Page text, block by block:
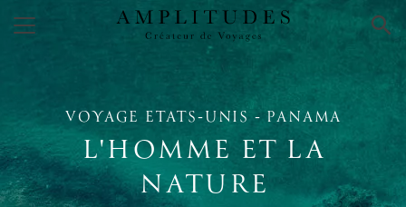
×
VOYAGE ETATS‑UNIS ‑ PANAMA
L'HOMME ET LA
NATURE